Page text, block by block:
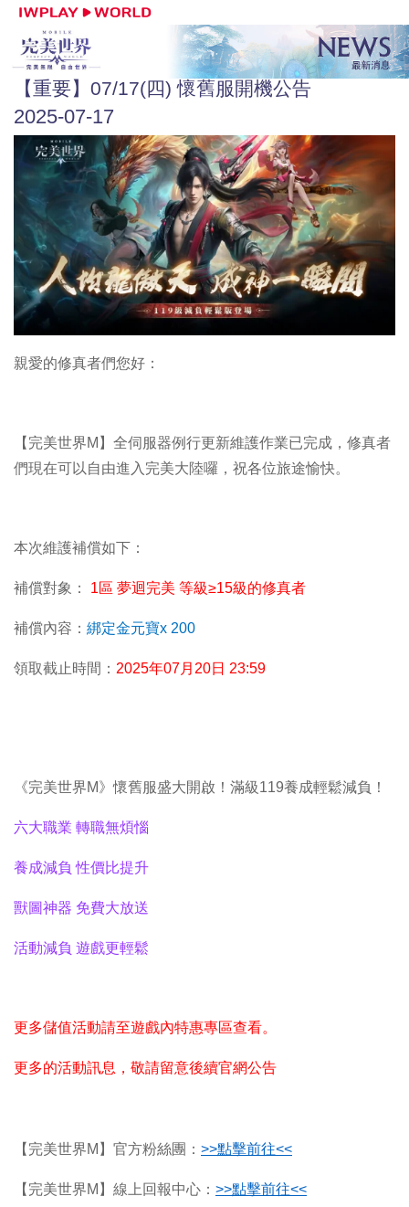
【重要】07/17(四) 懷舊服開機公告
2025-07-17
親愛的修真者們您好：
【完美世界M】全伺服器例行更新維護作業已完成，修真者
們現在可以自由進入完美大陸囉，祝各位旅途愉快。
本次維護補償如下：
補償對象： 1區 夢迴完美 等級≥15級的修真者
補償內容： 綁定金元寶x 200
領取截止時間： 2025年07月20日 23:59
《完美世界M》懷舊服盛大開啟！滿級119養成輕鬆減負！
六大職業 轉職無煩惱
養成減負 性價比提升
獸圖神器 免費大放送
活動減負 遊戲更輕鬆
更多儲值活動請至遊戲內特惠專區查看。
更多的活動訊息，敬請留意後續官網公告
【完美世界M】官方粉絲團： >>點擊前往<<
【完美世界M】線上回報中心： >>點擊前往<<